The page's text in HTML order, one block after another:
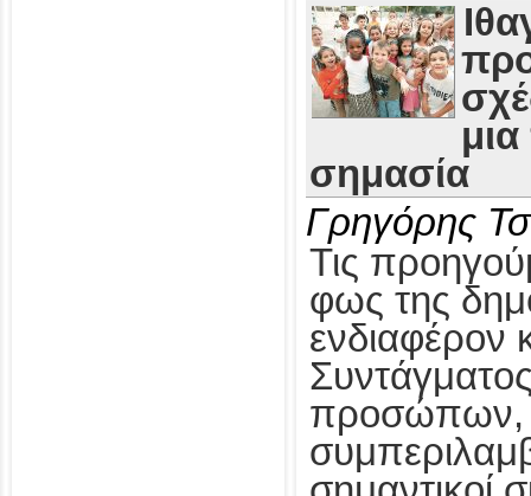
σημασία
Γρηγόρης
Τις
φως της
ενδιαφέρον
προσώπων,